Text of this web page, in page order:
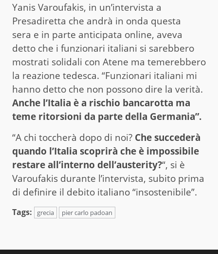
Yanis Varoufakis, in un’intervista a
Presadiretta che andrà in onda questa
sera e in parte anticipata online, aveva
detto che i funzionari italiani si sarebbero
mostrati solidali con Atene ma temerebbero
la reazione tedesca. “Funzionari italiani mi
hanno detto che non possono dire la verità.
Anche l’Italia è a rischio bancarotta ma
teme ritorsioni da parte della Germania”.
“A chi toccherà dopo di noi? Che succederà
quando l’Italia scoprirà che è impossibile
restare all’interno dell’austerity?“, si è
Varoufakis durante l’intervista, subito prima
di definire il debito italiano “insostenibile”.
Tags: grecia pier carlo padoan